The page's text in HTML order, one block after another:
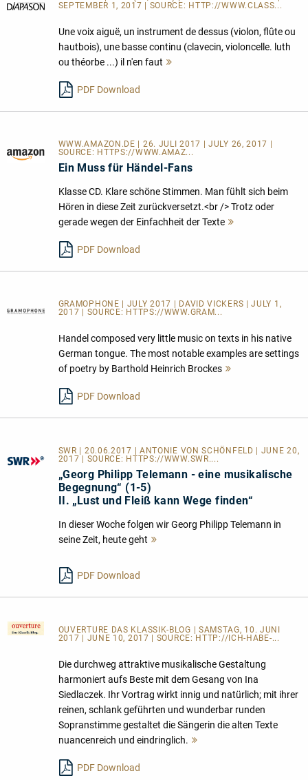
SEPTEMBER 1, 2017 | SOURCE: HTTP://WWW.CLASS...
Une voix aiguë, un instrument de dessus (violon, flûte ou
hautbois), une basse continu (clavecin, violoncelle. luth
ou théorbe ...) il n'en faut
PDF Download
WWW.AMAZON.DE | 26. JULI 2017 | JULY 26, 2017 |
SOURCE: HTTPS://WWW.AMAZ...
Ein Muss für Händel-Fans
Klasse CD. Klare schöne Stimmen. Man fühlt sich beim
Hören in diese Zeit zurückversetzt.<br /> Trotz oder
gerade wegen der Einfachheit der Texte
PDF Download
GRAMOPHONE | JULY 2017 | DAVID VICKERS | JULY 1,
2017 | SOURCE: HTTPS://WWW.GRAM...
Handel composed very little music on texts in his native
German tongue. The most notable examples are settings
of poetry by Barthold Heinrich Brockes
PDF Download
SWR | 20.06.2017 | ANTONIE VON SCHÖNFELD | JUNE 20,
2017 | SOURCE: HTTPS://WWW.SWR....
„Georg Philipp Telemann - eine musikalische
Begegnung“ (1-5)
II. „Lust und Fleiß kann Wege finden“
In dieser Woche folgen wir Georg Philipp Telemann in
seine Zeit, heute geht
PDF Download
OUVERTURE DAS KLASSIK-BLOG | SAMSTAG, 10. JUNI
2017 | JUNE 10, 2017 | SOURCE: HTTP://ICH-HABE-...
Die durchweg attraktive musikalische Gestaltung
harmoniert aufs Beste mit dem Gesang von Ina
Siedlaczek. Ihr Vortrag wirkt innig und natürlich; mit ihrer
reinen, schlank geführten und wunderbar runden
Sopranstimme gestaltet die Sängerin die alten Texte
nuancenreich und eindringlich.
PDF Download